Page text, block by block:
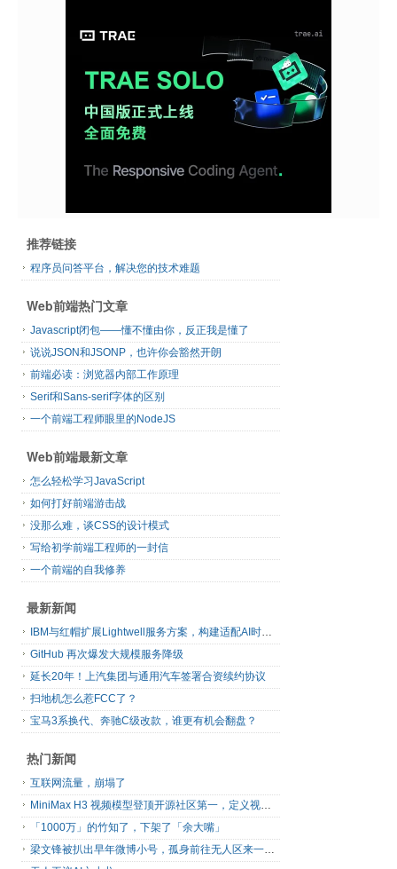
推荐链接
程序员问答平台，解决您的技术难题
Web前端热门文章
Javascript闭包——懂不懂由你，反正我是懂了
说说JSON和JSONP，也许你会豁然开朗
前端必读：浏览器内部工作原理
Serif和Sans-serif字体的区别
一个前端工程师眼里的NodeJS
Web前端最新文章
怎么轻松学习JavaScript
如何打好前端游击战
没那么难，谈CSS的设计模式
写给初学前端工程师的一封信
一个前端的自我修养
最新新闻
IBM与红帽扩展Lightwell服务方案，构建适配AI时代开源生态的可信基础设施
GitHub 再次爆发大规模服务降级
延长20年！上汽集团与通用汽车签署合资续约协议
扫地机怎么惹FCC了？
宝马3系换代、奔驰C级改款，谁更有机会翻盘？
热门新闻
互联网流量，崩塌了
MiniMax H3 视频模型登顶开源社区第一，定义视频模型领域“斩杀线”
「1000万」的竹知了，下架了「余大嘴」
梁文锋被扒出早年微博小号，孤身前往无人区来一场相当 deep 的 seek 旅行